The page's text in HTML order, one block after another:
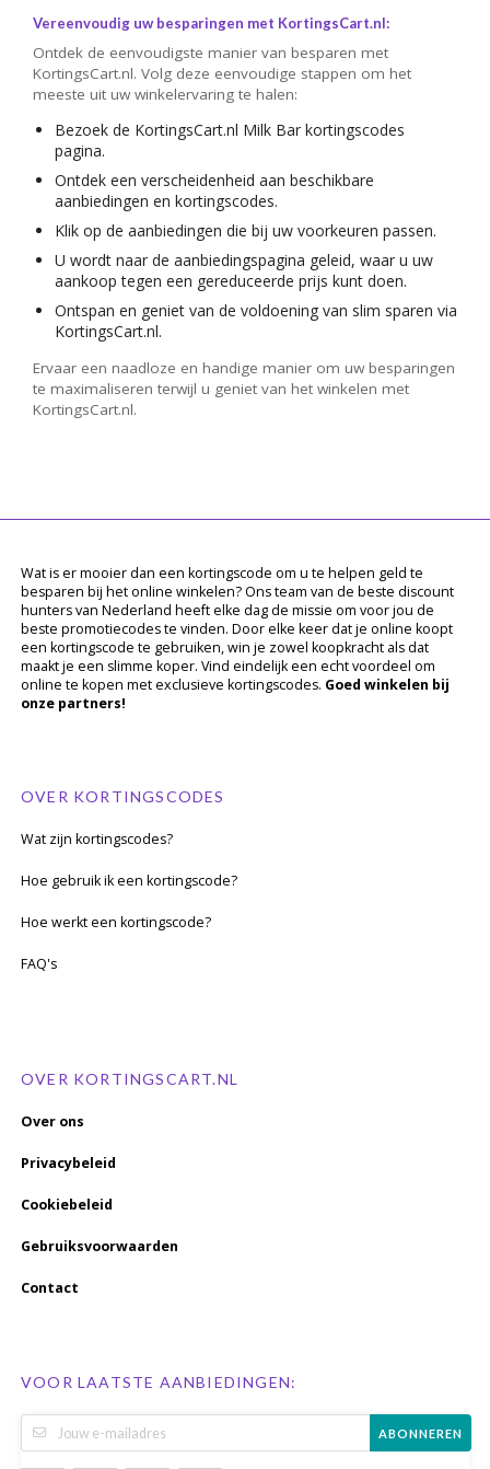
Vereenvoudig uw besparingen met KortingsCart.nl:
Ontdek de eenvoudigste manier van besparen met
KortingsCart.nl. Volg deze eenvoudige stappen om het
meeste uit uw winkelervaring te halen:
Bezoek de KortingsCart.nl Milk Bar kortingscodes
pagina.
Ontdek een verscheidenheid aan beschikbare
aanbiedingen en kortingscodes.
Klik op de aanbiedingen die bij uw voorkeuren passen.
U wordt naar de aanbiedingspagina geleid, waar u uw
aankoop tegen een gereduceerde prijs kunt doen.
Ontspan en geniet van de voldoening van slim sparen via
KortingsCart.nl.
Ervaar een naadloze en handige manier om uw besparingen
te maximaliseren terwijl u geniet van het winkelen met
KortingsCart.nl.
Wat is er mooier dan een kortingscode om u te helpen geld te
besparen bij het online winkelen? Ons team van de beste discount
hunters van Nederland heeft elke dag de missie om voor jou de
beste promotiecodes te vinden. Door elke keer dat je online koopt
een kortingscode te gebruiken, win je zowel koopkracht als dat
maakt je een slimme koper. Vind eindelijk een echt voordeel om
online te kopen met exclusieve kortingscodes. Goed winkelen bij
onze partners!
OVER KORTINGSCODES
Wat zijn kortingscodes?
Hoe gebruik ik een kortingscode?
Hoe werkt een kortingscode?
FAQ's
OVER KORTINGSCART.NL
Over ons
Privacybeleid
Cookiebeleid
Gebruiksvoorwaarden
Contact
VOOR LAATSTE AANBIEDINGEN:
ABONNEREN